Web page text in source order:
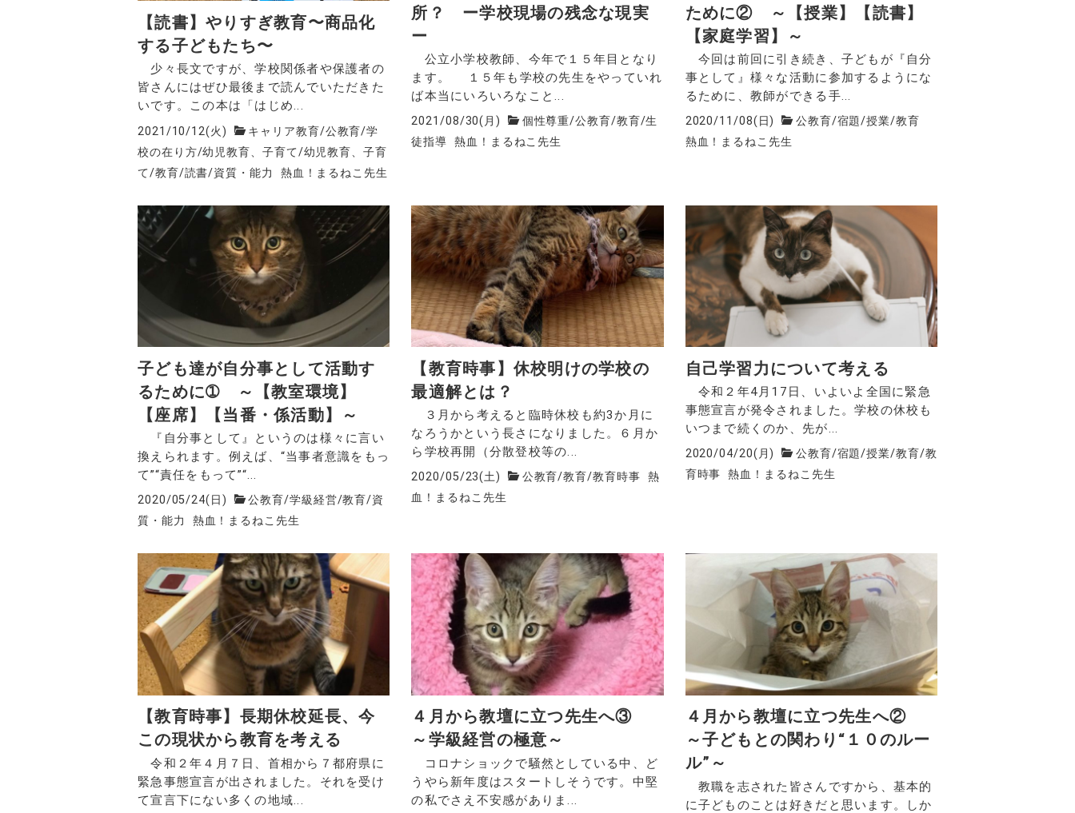
【読書】やりすぎ教育〜商品化
する子どもたち〜
少々長文ですが、学校関係者や保護者の
皆さんにはぜひ最後まで読んでいただきた
いです。この本は「はじめ...
2021/10/12(火) キャリア教育/公教育/学
校の在り方/幼児教育、子育て/幼児教育、子育
て/教育/読書/資質・能力 熱血！まるねこ先生
所？ ー学校現場の残念な現実
ー
公立小学校教師、今年で１５年目となり
ます。 １５年も学校の先生をやっていれ
ば本当にいろいろなこと...
2021/08/30(月) 個性尊重/公教育/教育/生
徒指導 熱血！まるねこ先生
ために② ～【授業】【読書】
【家庭学習】～
今回は前回に引き続き、子どもが『自分
事として』様々な活動に参加するようにな
るために、教師ができる手...
2020/11/08(日) 公教育/宿題/授業/教育
熱血！まるねこ先生
子ども達が自分事として活動す
るために➀ ～【教室環境】
【座席】【当番・係活動】～
『自分事として』というのは様々に言い
換えられます。例えば、“当事者意識をもっ
て”“責任をもって”“...
2020/05/24(日) 公教育/学級経営/教育/資
質・能力
熱血！まるねこ先生
【教育時事】休校明けの学校の
最適解とは？
３月から考えると臨時休校も約3か月に
なろうかという長さになりました。６月か
ら学校再開（分散登校等の...
2020/05/23(土) 公教育/教育/教育時事 熱
血！まるねこ先生
自己学習力について考える
令和２年4月17日、いよいよ全国に緊急
事態宣言が発令されました。学校の休校も
いつまで続くのか、先が...
2020/04/20(月) 公教育/宿題/授業/教育/教
育時事
熱血！まるねこ先生
【教育時事】長期休校延長、今
この現状から教育を考える
令和２年４月７日、首相から７都府県に
緊急事態宣言が出されました。それを受け
て宣言下にない多くの地域...
４月から教壇に立つ先生へ③
～学級経営の極意～
コロナショックで騒然としている中、ど
うやら新年度はスタートしそうです。中堅
の私でさえ不安感がありま...
４月から教壇に立つ先生へ②
～子どもとの関わり“１０のルー
ル”～
教職を志された皆さんですから、基本的
に子どものことは好きだと思います。しか